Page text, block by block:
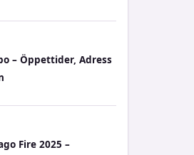
– Öppettider, Adress
Fire 2025 –